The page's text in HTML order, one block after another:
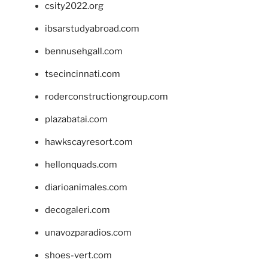
csity2022.org
ibsarstudyabroad.com
bennusehgall.com
tsecincinnati.com
roderconstructiongroup.com
plazabatai.com
hawkscayresort.com
hellonquads.com
diarioanimales.com
decogaleri.com
unavozparadios.com
shoes-vert.com